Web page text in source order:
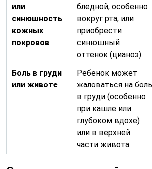
или
синюшность
кожных
покровов
бледной, особенно
вокруг рта, или
приобрести
синюшный
оттенок (цианоз).
Боль в груди
или животе
Ребенок может
жаловаться на боль
в груди (особенно
при кашле или
глубоком вдохе)
или в верхней
части живота.